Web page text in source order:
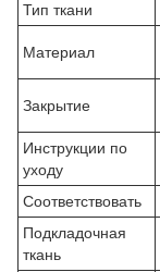
Тип ткани
Материал
Закрытие
Инструкции по
уходу
Соответствовать
Подкладочная
ткань